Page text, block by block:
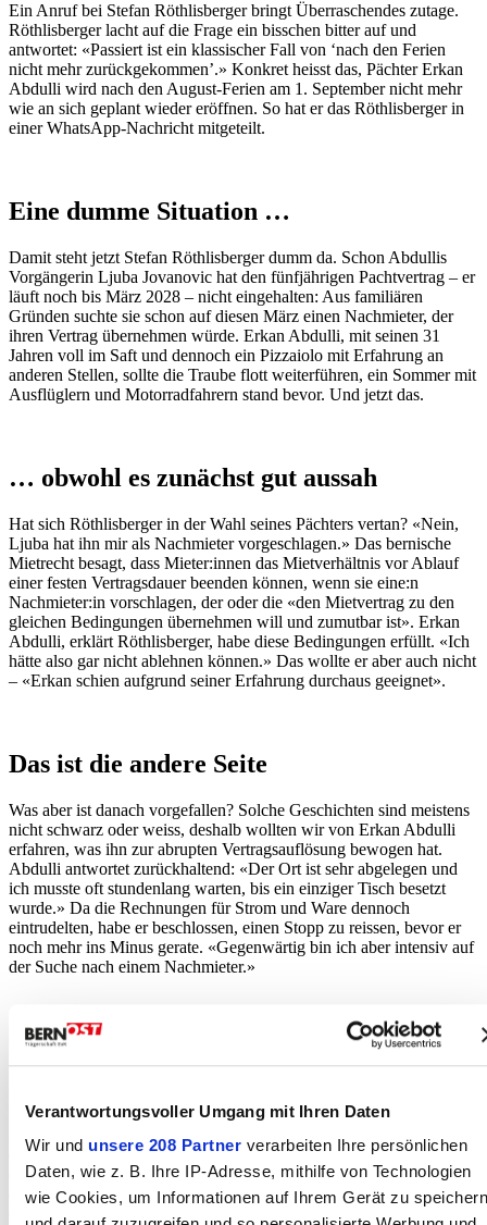
Verantwortungsvoller Umgang mit Ihren Daten
Wir und unsere 208 Partner verarbeiten Ihre persönlichen
Daten, wie z. B. Ihre IP-Adresse, mithilfe von Technologien
wie Cookies, um Informationen auf Ihrem Gerät zu speichern
Ein Anruf bei Stefan Röthlisberger bringt Überraschendes zutage.
Röthlisberger lacht auf die Frage ein bisschen bitter auf und
antwortet: «Passiert ist ein klassischer Fall von ‘nach den Ferien
nicht mehr zurückgekommen’.» Konkret heisst das, Pächter Erkan
Abdulli wird nach den August-Ferien am 1. September nicht mehr
wie an sich geplant wieder eröffnen. So hat er das Röthlisberger in
einer WhatsApp-Nachricht mitgeteilt.
Eine dumme Situation …
Damit steht jetzt Stefan Röthlisberger dumm da. Schon Abdullis
Vorgängerin Ljuba Jovanovic hat den fünfjährigen Pachtvertrag – er
läuft noch bis März 2028 – nicht eingehalten: Aus familiären
Gründen suchte sie schon auf diesen März einen Nachmieter, der
ihren Vertrag übernehmen würde. Erkan Abdulli, mit seinen 31
Jahren voll im Saft und dennoch ein Pizzaiolo mit Erfahrung an
anderen Stellen, sollte die Traube flott weiterführen, ein Sommer mit
Ausflüglern und Motorradfahrern stand bevor. Und jetzt das.
… obwohl es zunächst gut aussah
Hat sich Röthlisberger in der Wahl seines Pächters vertan? «Nein,
Ljuba hat ihn mir als Nachmieter vorgeschlagen.» Das bernische
Mietrecht besagt, dass Mieter:innen das Mietverhältnis vor Ablauf
einer festen Vertragsdauer beenden können, wenn sie eine:n
Nachmieter:in vorschlagen, der oder die «den Mietvertrag zu den
gleichen Bedingungen übernehmen will und zumutbar ist». Erkan
Abdulli, erklärt Röthlisberger, habe diese Bedingungen erfüllt. «Ich
hätte also gar nicht ablehnen können.» Das wollte er aber auch nicht
– «Erkan schien aufgrund seiner Erfahrung durchaus geeignet».
Das ist die andere Seite
Was aber ist danach vorgefallen? Solche Geschichten sind meistens
nicht schwarz oder weiss, deshalb wollten wir von Erkan Abdulli
erfahren, was ihn zur abrupten Vertragsauflösung bewogen hat.
Abdulli antwortet zurückhaltend: «Der Ort ist sehr abgelegen und
ich musste oft stundenlang warten, bis ein einziger Tisch besetzt
wurde.» Da die Rechnungen für Strom und Ware dennoch
eintrudelten, habe er beschlossen, einen Stopp zu reissen, bevor er
noch mehr ins Minus gerate. «Gegenwärtig bin ich aber intensiv auf
der Suche nach einem Nachmieter.»
Wie weiter?
kurz, dann sagt er: «Machen kann ich nicht viel – eine Betreibung
mag ich nicht einleiten, denn wenn jemand nicht zahlen kann, gibt
es auch nichts zu holen.» Ihm geht es auch nicht in erster Linie
darum, mit seinem abgängigen Mieter zu streiten. Viel lieber möchte
er, dass endlich eine ruhige, beständige Pächtersituation eintritt und
er sein Ziel erreicht: Vor sieben Jahren hat er die Traube Bleiken